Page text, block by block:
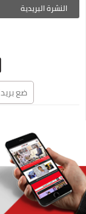
النشرة البريدية